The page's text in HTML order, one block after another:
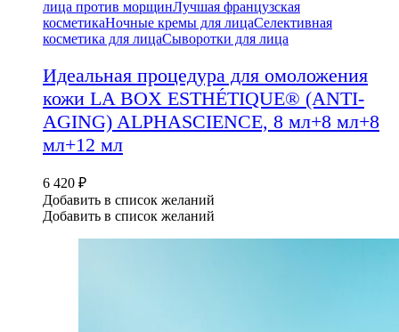
лица против морщинЛучшая французская
косметикаНочные кремы для лицаСелективная
косметика для лицаСыворотки для лица
Идеальная процедура для омоложения
кожи LA BOX ESTHÉTIQUE® (ANTI-
AGING) ALPHASCIENCE, 8 мл+8 мл+8
мл+12 мл
6 420 ₽
Добавить в список желаний
Добавить в список желаний